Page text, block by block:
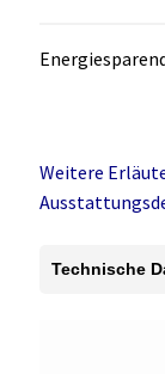
Weitere
Technische